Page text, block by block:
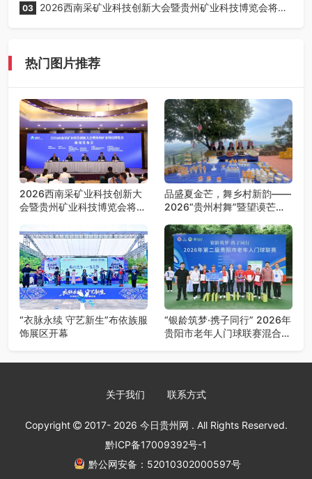
03 2026西南采矿业科技创新大会暨贵州矿业科技博览会将在
热门图片推荐
2026西南采矿业科技创新大
会暨贵州矿业科技博览会将在
品盛夏金芒，舞乡村新韵——
2026“贵州村舞”暨望谟芒果
“衣脉永续 守艺新生”布依族服
饰展区开幕
“银龄筑梦·携子同行” 2026年
贵阳市老年人门球联赛混合团
关于我们 联系方式
Copyright 2017- 2026 今日贵州网 . All Rights Reserved.
黔ICP备17009392号-1
黔公网安备：52010302000597号